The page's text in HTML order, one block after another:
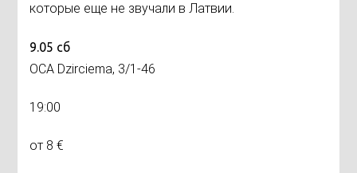
которые еще не звучали в Латвии.
9.05 сб
ОСА Dzirciema, 3/1-46
19:00
от 8 €